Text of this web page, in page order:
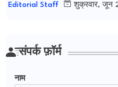
Editorial Staff शुक्रवार, जून
संपर्क फ़ॉर्म
नाम